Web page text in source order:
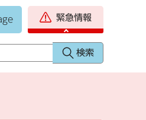
緊急情報